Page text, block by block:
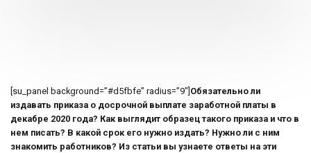
[su_panel background=”#d5fbfe” radius=”9″] Обязательно ли
издавать приказа о досрочной выплате заработной платы в
декабре 2020 года? Как выглядит образец такого приказа и что в
нем писать? В какой срок его нужно издать? Нужно ли с ним
знакомить работников? Из статьи вы узнаете ответы на эти